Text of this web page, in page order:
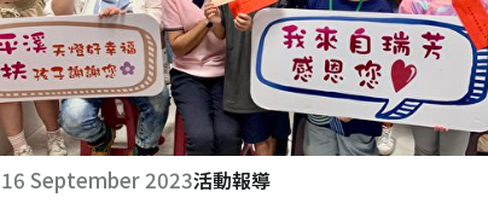
16 September 2023活動報導